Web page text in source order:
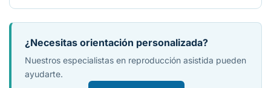
¿Necesitas orientación personalizada?
Nuestros especialistas en reproducción asistida pueden
ayudarte.